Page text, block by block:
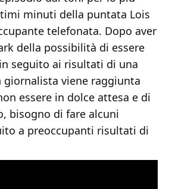
minuti della puntata Lois
telefonata. Dopo aver
della possibilità di essere
seguito ai risultati di una
giornalista viene raggiunta
essere in dolce attesa e di
bisogno di fare alcuni
a preoccupanti risultati di